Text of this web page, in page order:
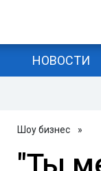
НОВОСТИ
Шоу бизнес »